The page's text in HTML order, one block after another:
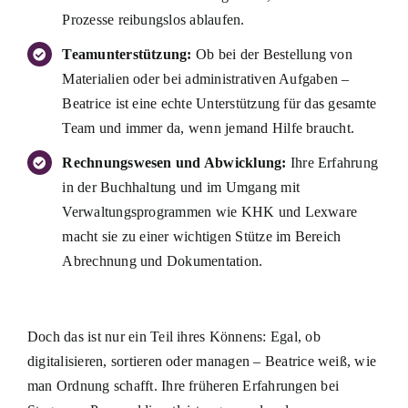
Prozesse reibungslos ablaufen.
Teamunterstützung: Ob bei der Bestellung von
Materialien oder bei administrativen Aufgaben –
Beatrice ist eine echte Unterstützung für das gesamte
Team und immer da, wenn jemand Hilfe braucht.
Rechnungswesen und Abwicklung: Ihre Erfahrung
in der Buchhaltung und im Umgang mit
Verwaltungsprogrammen wie KHK und Lexware
macht sie zu einer wichtigen Stütze im Bereich
Abrechnung und Dokumentation.
Doch das ist nur ein Teil ihres Könnens: Egal, ob
digitalisieren, sortieren oder managen – Beatrice weiß, wie
man Ordnung schafft. Ihre früheren Erfahrungen bei